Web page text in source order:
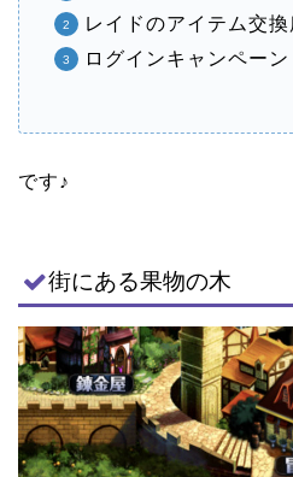
レイドのアイテム交換
ログインキャンペーン
です♪
街にある果物の木